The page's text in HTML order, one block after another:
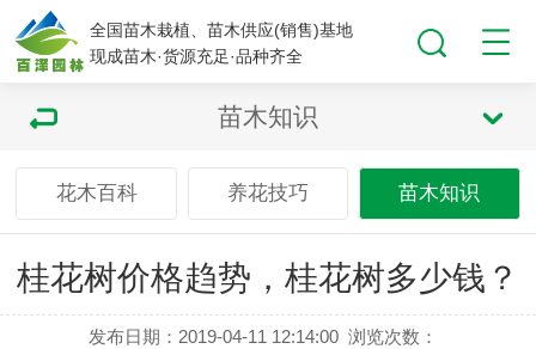
全国苗木栽植、苗木供应(销售)基地
现成苗木·货源充足·品种齐全
苗木知识
花木百科 养花技巧 苗木知识
桂花树价格趋势，桂花树多少钱？
发布日期：2019-04-11 12:14:00 浏览次数：